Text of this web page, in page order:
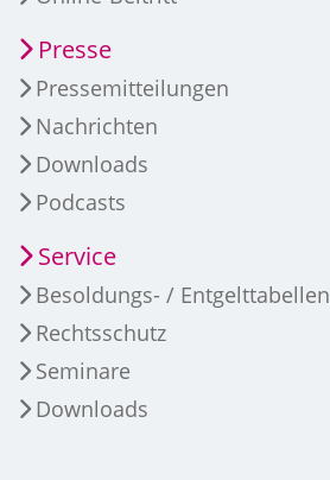
Presse
Pressemitteilungen
Nachrichten
Downloads
Podcasts
Service
Besoldungs- / Entgelttabellen
Rechtsschutz
Seminare
Downloads